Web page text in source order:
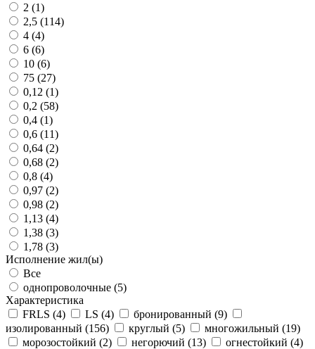
2 (1)
2,5 (114)
4 (4)
6 (6)
10 (6)
75 (27)
0,12 (1)
0,2 (58)
0,4 (1)
0,6 (11)
0,64 (2)
0,68 (2)
0,8 (4)
0,97 (2)
0,98 (2)
1,13 (4)
1,38 (3)
1,78 (3)
Исполнение жил(ы)
Все
однопроволочные (5)
Характеристика
FRLS (4) LS (4) бронированный (9)
изолированный (156) круглый (5) многожильный (19)
морозостойкий (2) негорючий (13) огнестойкий (4)